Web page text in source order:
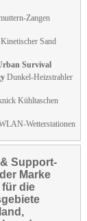
Zangen
Kinetischer Sand
Survival
Dunkel-Heizstrahler
Kühltaschen
Wetterstationen
Support-
Marke
die